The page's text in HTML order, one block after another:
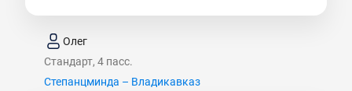
Олег
Стандарт, 4 пасс.
Степанцминда – Владикавказ